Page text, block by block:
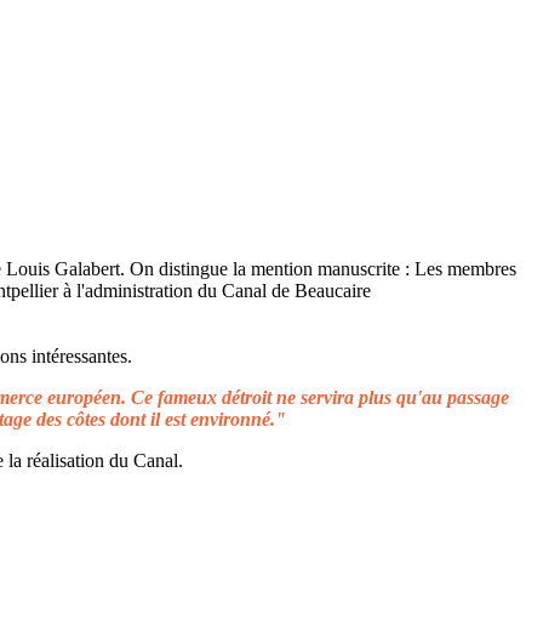
intéressantes.
européen. Ce fameux détroit ne servira plus qu'au passage
des côtes dont il est environné."
réalisation du Canal.